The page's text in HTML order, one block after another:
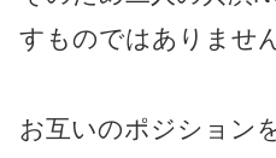
すものではありません
お互いのポジション